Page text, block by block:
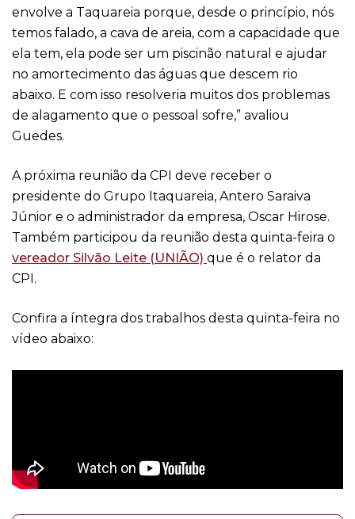
envolve a Taquareia porque, desde o princípio, nós
temos falado, a cava de areia, com a capacidade que
ela tem, ela pode ser um piscinão natural e ajudar
no amortecimento das águas que descem rio
abaixo. E com isso resolveria muitos dos problemas
de alagamento que o pessoal sofre,” avaliou
Guedes.
A próxima reunião da CPI deve receber o
presidente do Grupo Itaquareia, Antero Saraiva
Júnior e o administrador da empresa, Oscar Hirose.
Também participou da reunião desta quinta-feira o
vereador Silvão Leite (UNIÃO) que é o relator da
CPI.
Confira a íntegra dos trabalhos desta quinta-feira no
vídeo abaixo: